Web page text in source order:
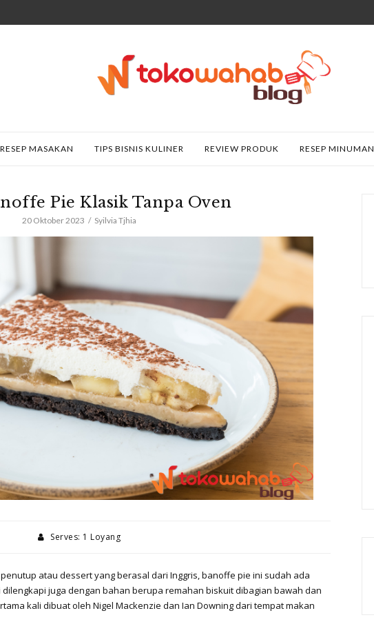
RESEP MASAKAN TIPS BISNIS KULINER REVIEW PRODUK RESEP MINUMAN
Pie Klasik Tanpa Oven
20 Oktober 2023 Syilvia Tjhia
Serves: 1 Loyang
atau dessert yang berasal dari Inggris, banoffe pie ini sudah ada
juga dengan bahan berupa remahan biskuit dibagian bawah dan
kali dibuat oleh Nigel Mackenzie dan Ian Downing dari tempat makan